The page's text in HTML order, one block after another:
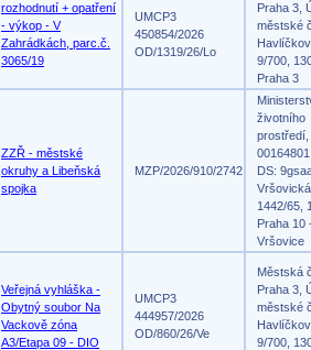
rozhodnutí + opatření
- výkop - V
Zahrádkách, parc.č.
3065/19
UMCP3
450854/2026
OD/1319/26/Lo
Praha 3,
městské
9/700,
Praha 3
ZZŘ - městské
okruhy a Libeňská
spojka
MZP/2026/910/2742
životního
prostředí,
00164801
DS:
Vršovická
1442/65,
Praha 10
Vršovice
Veřejná vyhláška -
Obytný soubor Na
Vackově zóna
A3/Etapa 09 - DIO
UMCP3
444957/2026
OD/860/26/Ve
Městská
Praha 3,
městské
9/700,